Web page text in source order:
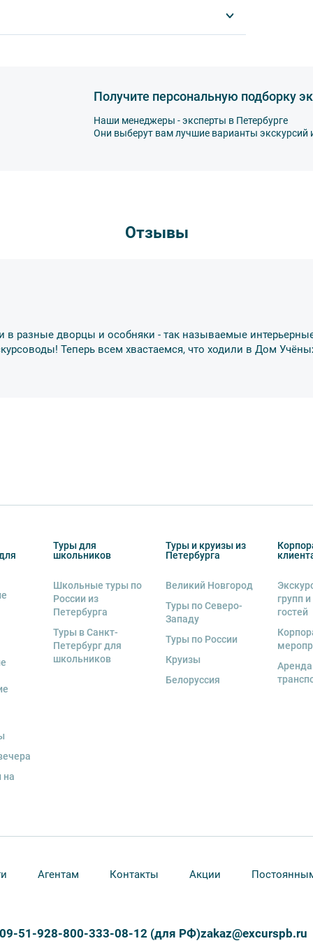
запрещается:
воды,
правила поведения на экскурсии.
возрастное ограничение6+. Данное
мажорными обстоятельствами; а также,
экскурсионного объекта. В случае
клиенту в полном объеме.
, представляется микроавтобус.
аудиооборудование. Ответственность
программы возлагается на
обязан возместить полную
каждого участника необходимо
паспорта
Получите персональную подборку
Наши менеджеры - эксперты в Петербурге
Они выберут вам лучшие варианты экскурсий
Отзывы
в разные дворцы и особняки - так называемые
Теперь всем хвастаемся, что ходили в Дом
на
Туры для
школьников
Школьные туры по
России из
Петербурга
Туры в Санкт-
Петербург для
школьников
Туры и круизы из
Петербурга
Великий Новгород
Туры по Северо-
Западу
Туры по России
Круизы
Белоруссия
групп
гостей
Агентам Контакты Акции
51-928-800-333-08-12 (для РФ)zakaz@excurspb.ru